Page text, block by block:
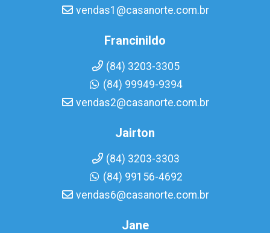
vendas1@casanorte.com.br
Francinildo
(84) 3203-3305
(84) 99949-9394
vendas2@casanorte.com.br
Jairton
(84) 3203-3303
(84) 99156-4692
vendas6@casanorte.com.br
Jane